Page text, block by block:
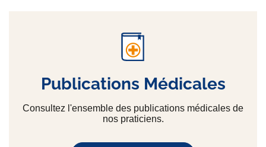
Publications Médicales
Consultez l'ensemble des publications médicales de
nos praticiens.